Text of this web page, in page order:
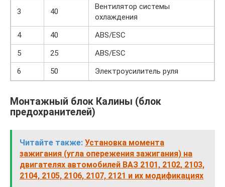
3 40
Вентилятор системы
охлаждения
4
40
ABS/ESC
5
25
ABS/ESC
6
50 Электроусилитель руля
Монтажный блок Калины (блок
предохранителей)
Читайте также: Установка момента
зажигания (угла опережения зажигания) на
двигателях автомобилей ВАЗ 2101, 2102, 2103,
2104, 2105, 2106, 2107, 2121 и их модификациях